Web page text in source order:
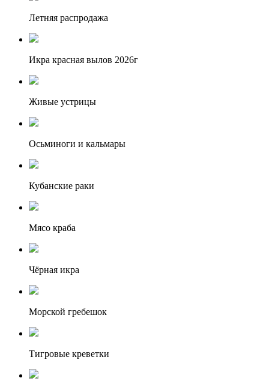
Летняя распродажа
Икра красная вылов 2026г
Живые устрицы
Осьминоги и кальмары
Кубанские раки
Мясо краба
Чёрная икра
Морской гребешок
Тигровые креветки